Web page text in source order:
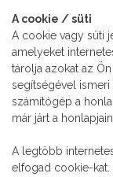
A cookie / süti
A cookie vagy süti
amelyeket
tárolja azokat az
segítségével
számítógép a
már járt a
A legtöbb
elfogad cookie-kat.